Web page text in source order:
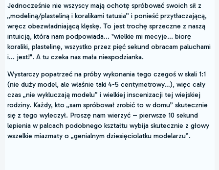
Jednocześnie nie wszyscy mają ochotę spróbować swoich sił z
„modeliną/plasteliną i koralikami tatusia” i ponieść przytłaczającą,
wręcz obezwładniającą klęskę. To jest trochę sprzeczne z naszą
intuicją, która nam podpowiada... "wielkie mi mecyje... biorę
koraliki, plastelinę, wszystko przez pięć sekund obracam paluchami
i... jest!". A tu czeka nas mała niespodzianka.
Wystarczy popatrzeć na próby wykonania tego czegoś w skali 1:1
(nie duży model, ale właśnie taki 4-5 centymetrowy…), więc cały
czas „nie wykluczają modelu” i wielkiej inscenizacji tej wiejskiej
rodziny. Każdy, kto „sam spróbował zrobić to w domu” skutecznie
się z tego wyleczył. Proszę nam wierzyć – pierwsze 10 sekund
lepienia w palcach podobnego kształtu wybija skutecznie z głowy
wszelkie miazmaty o „genialnym dziesięciolatku modelarzu”.